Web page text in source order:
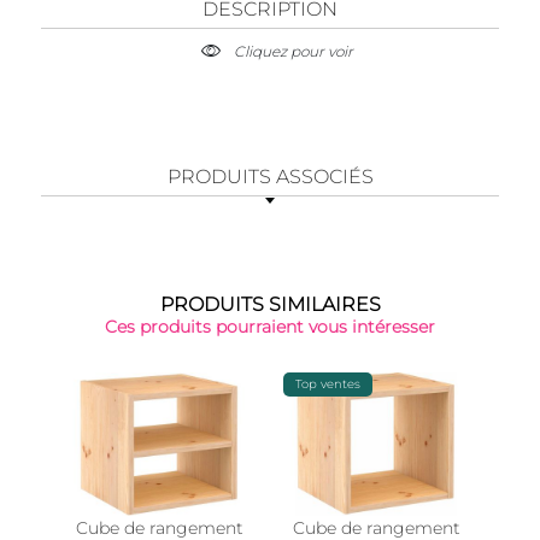
DESCRIPTION
Cliquez pour voir
PRODUITS ASSOCIÉS
PRODUITS SIMILAIRES
Ces produits pourraient vous intéresser
Cube de rangement
Top ventes
Cube de rangement